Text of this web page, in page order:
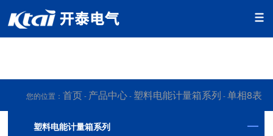
香蕉app视频免费下载,香蕉app污版下载,香蕉app污免费下载,香
蕉app官网下载网址黄
您的位置：首页- 产品中心- 塑料电能计量箱系列 -单相8表
塑料电能计量箱系列